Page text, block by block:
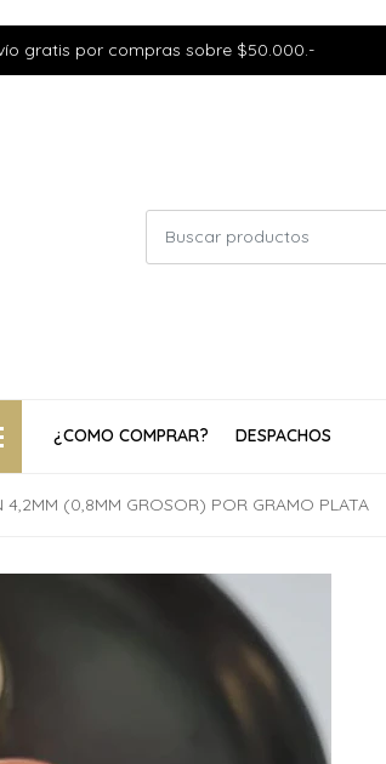
gratis por compras sobre $50.000.-
¿COMO COMPRAR? DESPACHOS
4,2MM (0,8MM GROSOR) POR GRAMO PLATA